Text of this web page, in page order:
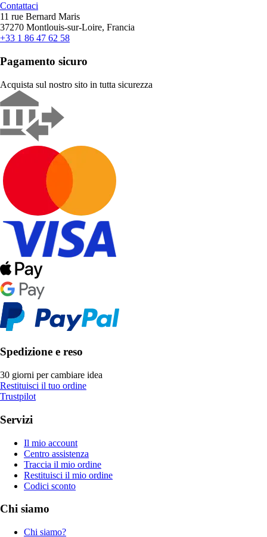
Contattaci
11 rue Bernard Maris
37270 Montlouis-sur-Loire, Francia
+33 1 86 47 62 58
Pagamento sicuro
Acquista sul nostro sito in tutta sicurezza
Spedizione e reso
30 giorni per cambiare idea
Restituisci il tuo ordine
Trustpilot
Servizi
Il mio account
Centro assistenza
Traccia il mio ordine
Restituisci il mio ordine
Codici sconto
Chi siamo
Chi siamo?